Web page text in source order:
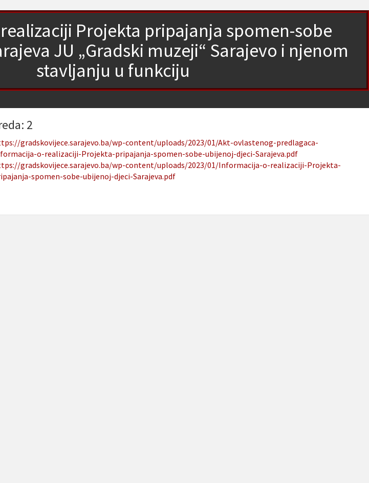
Projekta pripajanja spomen-sobe
JU „Gradski muzeji“ Sarajevo i njenom
stavljanju u funkciju
2
gradskovijece.sarajevo.ba/wp-content/uploads/2023/01/Akt-ovlastenog-predlagaca-
o-realizaciji-Projekta-pripajanja-spomen-sobe-ubijenoj-djeci-Sarajeva.pdf
gradskovijece.sarajevo.ba/wp-content/uploads/2023/01/Informacija-o-realizaciji-Projekta-
spomen-sobe-ubijenoj-djeci-Sarajeva.pdf